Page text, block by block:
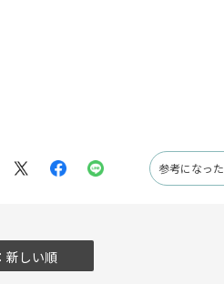
参考になった
新しい順